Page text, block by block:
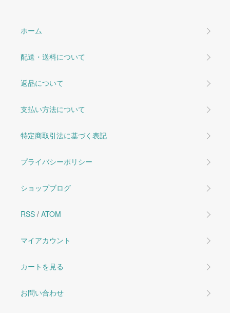
ホーム
配送・送料について
返品について
支払い方法について
特定商取引法に基づく表記
プライバシーポリシー
ショップブログ
RSS / ATOM
マイアカウント
カートを見る
お問い合わせ